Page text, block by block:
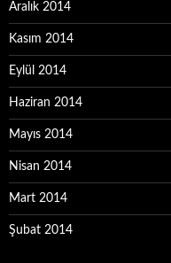
Aralık 2014
Kasım 2014
Eylül 2014
Haziran 2014
Mayıs 2014
Nisan 2014
Mart 2014
Şubat 2014